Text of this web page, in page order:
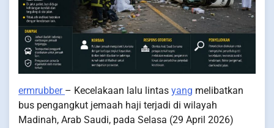
ermrubber – Kecelakaan lalu lintas yang melibatkan
bus pengangkut jemaah haji terjadi di wilayah
Madinah, Arab Saudi, pada Selasa (29 April 2026)